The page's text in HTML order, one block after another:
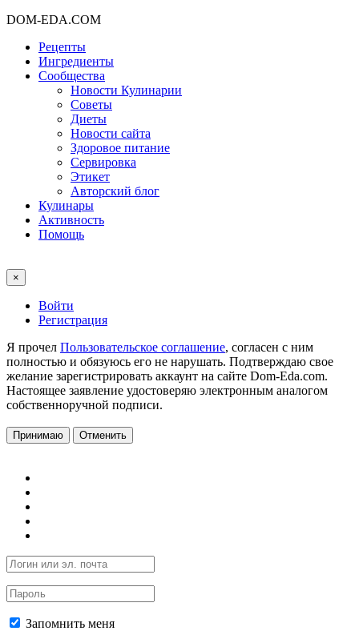
DOM-EDA.COM
Рецепты
Ингредиенты
Сообщества
Новости Кулинарии
Советы
Диеты
Новости сайта
Здоровое питание
Сервировка
Этикет
Авторский блог
Кулинары
Активность
Помощь
×
Войти
Регистрация
Я прочел Пользовательское соглашение, согласен с ним
полностью и обязуюсь его не нарушать. Подтверждаю свое
желание зарегистрировать аккаунт на сайте Dom-Eda.com.
Настоящее заявление удостоверяю электронным аналогом
собственноручной подписи.
Принимаю Отменить
Запомнить меня